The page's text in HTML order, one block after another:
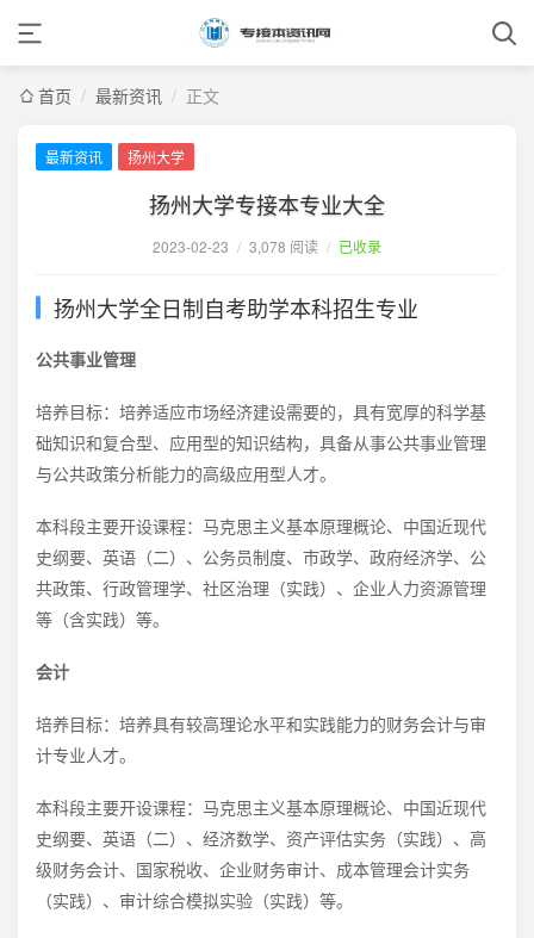
首页 / 最新资讯 / 正文
最新资讯 扬州大学
扬州大学专接本专业大全
2023-02-23 / 3,078 阅读 / 已收录
扬州大学全日制自考助学本科招生专业
公共事业管理
培养目标：培养适应市场经济建设需要的，具有宽厚的科学基
础知识和复合型、应用型的知识结构，具备从事公共事业管理
与公共政策分析能力的高级应用型人才。
本科段主要开设课程：马克思主义基本原理概论、中国近现代
史纲要、英语（二）、公务员制度、市政学、政府经济学、公
共政策、行政管理学、社区治理（实践）、企业人力资源管理
等（含实践）等。
会计
培养目标：培养具有较高理论水平和实践能力的财务会计与审
计专业人才。
本科段主要开设课程：马克思主义基本原理概论、中国近现代
史纲要、英语（二）、经济数学、资产评估实务（实践）、高
级财务会计、国家税收、企业财务审计、成本管理会计实务
（实践）、审计综合模拟实验（实践）等。